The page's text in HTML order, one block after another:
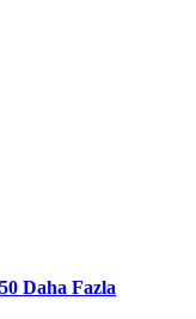
Daha Fazla